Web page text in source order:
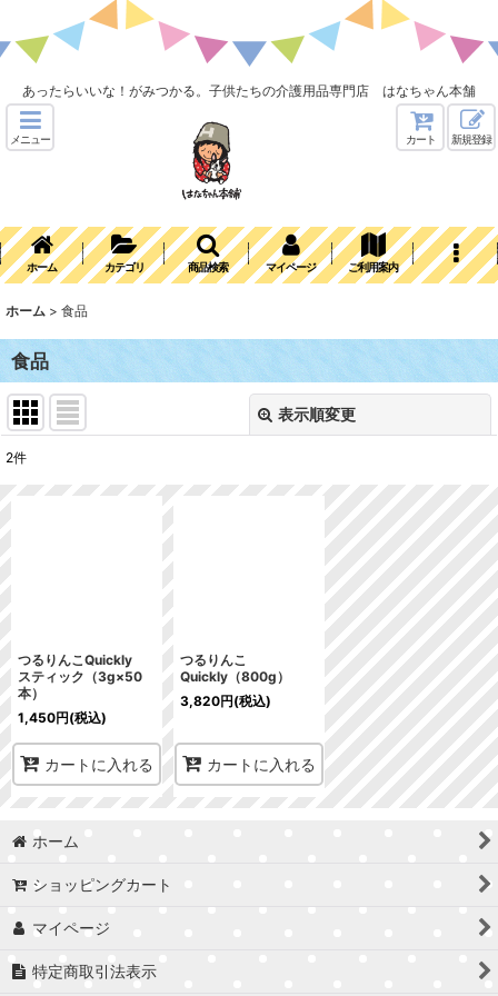
あったらいいな！がみつかる。子供たちの介護用品専門店 はなちゃん本舗
メニュー カート 新規登録
ホーム カテゴリ 商品検索 マイページ ご利用案内
ホーム > 食品
食品
表示順変更
2件
つるりんこQuickly
スティック（3g×50
本）
1,450円(税込)
カートに入れる
つるりんこ
Quickly（800g）
3,820円(税込)
カートに入れる
ホーム
ショッピングカート
マイページ
特定商取引法表示